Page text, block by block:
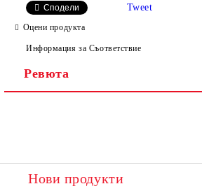
Сподели Tweet
Оцени продукта
Информация за Съответствие
Ревюта
Нови продукти